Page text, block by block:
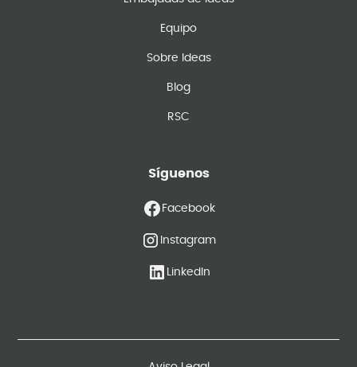
Equipo
Sobre Ideas
Blog
RSC
Síguenos
Facebook
Instagram
LinkedIn